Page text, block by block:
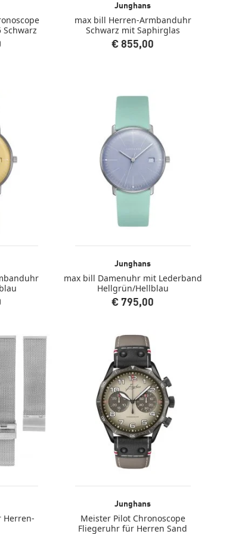
Schwarz
Junghans
max bill Herren-Armbanduhr
Schwarz mit Saphirglas
€ 855,00
Junghans
max bill Damenuhr mit Lederband
Hellgrün/Hellblau
€ 795,00
Herren-
Junghans
Meister Pilot Chronoscope
Fliegeruhr für Herren Sand